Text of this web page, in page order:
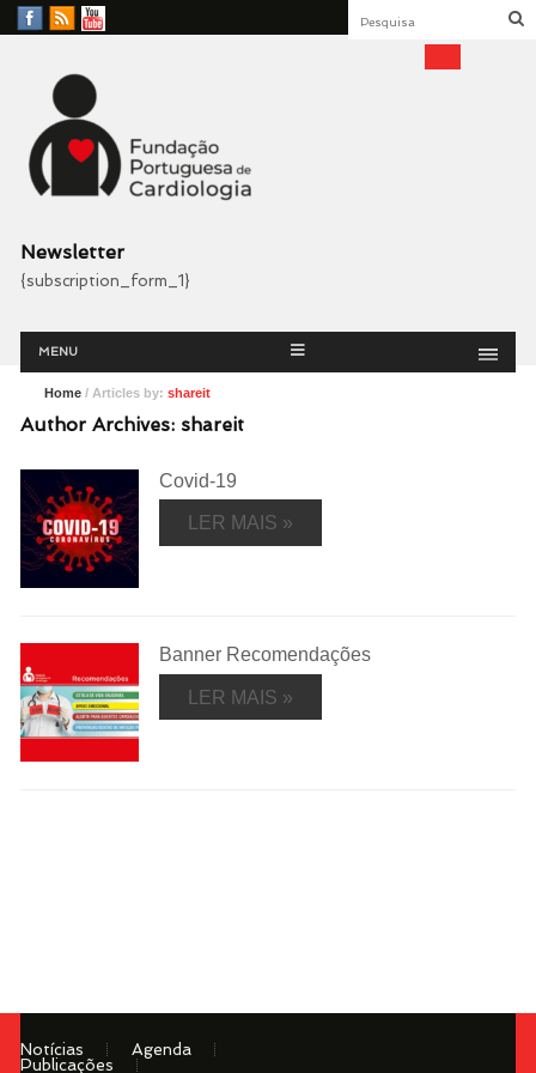
Facebook
RSS
YouTube
Fundação Portuguesa
Cardiologia
Newsletter
{subscription_form_1}
Menu
MENU
Home/ Articles by: shareit
Author Archives: shareit
Covid-19
LER MAIS »
Banner Recomendações
LER MAIS »
Notícias
Agenda
Publicações